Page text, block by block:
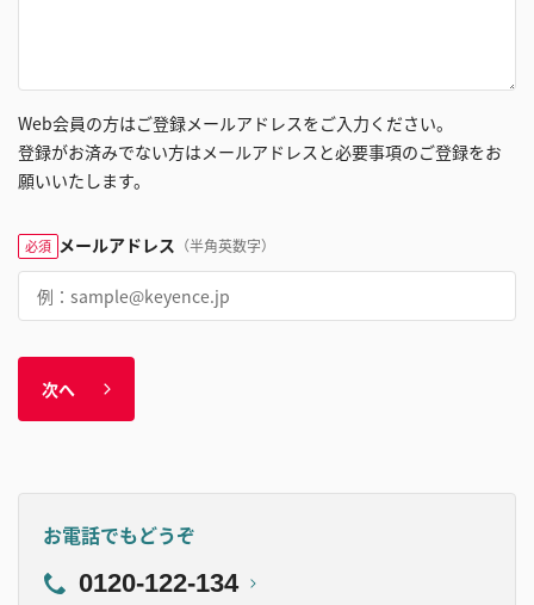
Web会員の方はご登録メールアドレスをご入力ください。
登録がお済みでない方はメールアドレスと必要事項のご登録をお
願いいたします。
必須 メールアドレス （半角英数字）
次へ
お電話でもどうぞ
0120-122-134